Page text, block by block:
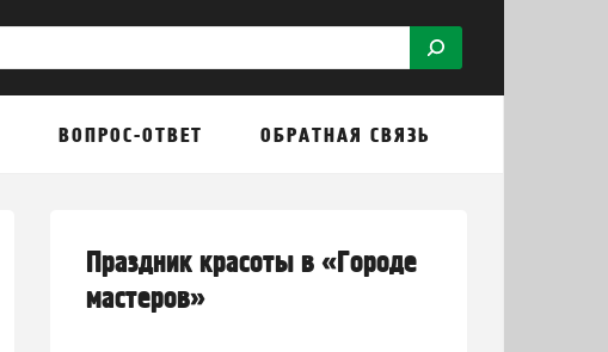
ВОПРОС-ОТВЕТ ОБРАТНАЯ СВЯЗЬ
Праздник красоты в «Городе
мастеров»